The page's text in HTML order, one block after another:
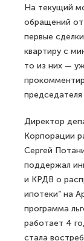
На текущий
обращений от
первые
квартиру с
то из них —
председателя
Директор
Корпорации
Сергей
поддержал
и КРДВ о
ипотеки“ на
программа
работает 4
стала